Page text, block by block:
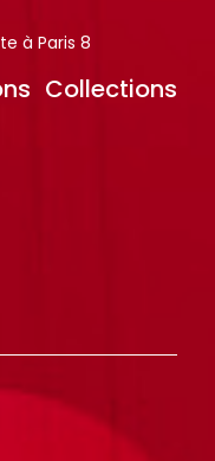
à Paris 8
Collections